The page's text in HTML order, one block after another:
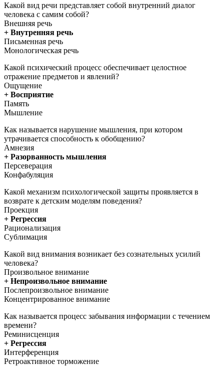
Какой вид речи представляет собой внутренний диалог
человека с самим собой?
Внешняя речь
+ Внутренняя речь
Письменная речь
Монологическая речь
Какой психический процесс обеспечивает целостное
отражение предметов и явлений?
Ощущение
+ Восприятие
Память
Мышление
Как называется нарушение мышления, при котором
утрачивается способность к обобщению?
Амнезия
+ Разорванность мышления
Персеверация
Конфабуляция
Какой механизм психологической защиты проявляется в
возврате к детским моделям поведения?
Проекция
+ Регрессия
Рационализация
Сублимация
Какой вид внимания возникает без сознательных усилий
человека?
Произвольное внимание
+ Непроизвольное внимание
Послепроизвольное внимание
Концентрированное внимание
Как называется процесс забывания информации с течением
времени?
Реминисценция
+ Регрессия
Интерференция
Ретроактивное торможение